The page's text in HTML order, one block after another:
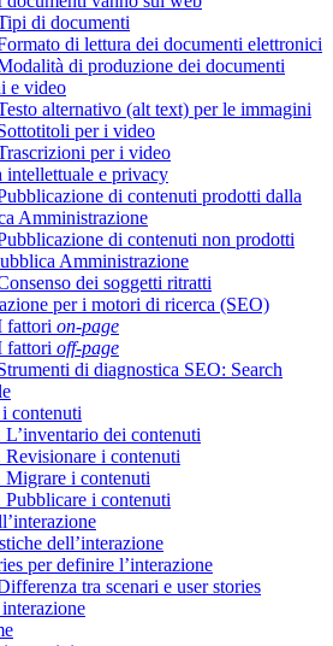
di documenti
di lettura dei documenti elettronici
di produzione dei documenti
e video
alternativo (alt text) per le immagini
per i video
per i video
intellettuale e privacy
di contenuti prodotti dalla
Amministrazione
di contenuti non prodotti
Amministrazione
dei soggetti ritratti
per i motori di ricerca (SEO)
fattori on-page
fattori off-page
di diagnostica SEO: Search
contenuti
L’inventario dei contenuti
Revisionare i contenuti
Migrare i contenuti
Pubblicare i contenuti
dell’interazione
per definire l’interazione
tra scenari e user stories